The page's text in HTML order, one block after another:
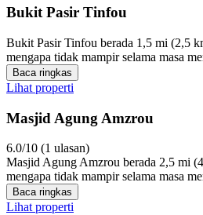
Bukit Pasir Tinfou
Bukit Pasir Tinfou berada 1,5 mi (2,5
mengapa tidak mampir selama masa
Baca ringkas
Lihat properti
Masjid Agung Amzrou
6.0/10 (1 ulasan)
Masjid Agung Amzrou berada 2,5 mi
mengapa tidak mampir selama masa
Baca ringkas
Lihat properti